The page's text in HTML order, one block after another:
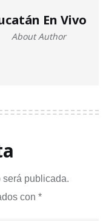
En Vivo
About Author
será publicada.
con *